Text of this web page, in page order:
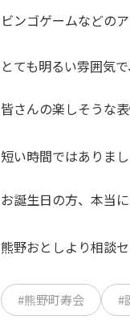
ビンゴゲームなどの
とても明るい雰囲気
皆さんの楽しそうな
短い時間ではありま
お誕生日の方、本当
熊野おとしより相談
#熊野町寿会 #